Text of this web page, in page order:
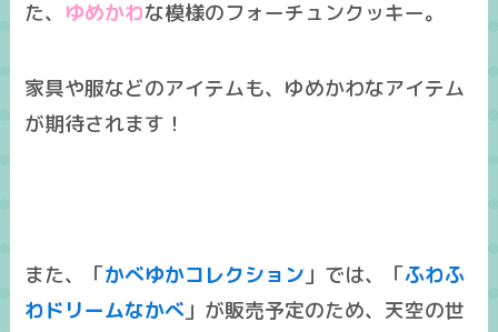
た、 ゆめかわな模様のフォーチュンクッキー。
家具や服などのアイテムも、ゆめかわなアイテム
が期待されます！
また、「かべゆかコレクション 」では、「ふわふ
わドリームなかべ 」が販売予定のため、天空の世